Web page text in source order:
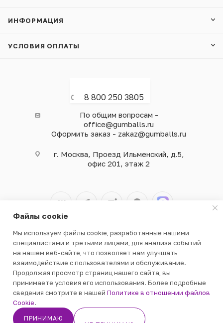
ПОДПИСАТЬСЯ
ИНФОРМАЦИЯ
УСЛОВИЯ ОПЛАТЫ
8 800 250 3805
По общим вопросам -
office@gumballs.ru
Оформить заказ - zakaz@gumballs.ru
г. Москва, Проезд Ильменский, д.5,
офис 201, этаж 2
2026 © ООО «ВЕНДГАМ» © 2000-2025
Файлы cookie
Мы используем файлы cookie, разработанные нашими
специалистами и третьими лицами, для анализа событий
на нашем веб-сайте, что позволяет нам улучшать
взаимодействие с пользователями и обслуживание.
Продолжая просмотр страниц нашего сайта, вы
принимаете условия его использования. Более подробные
сведения смотрите в нашей Политике в отношении файлов
Cookie.
ПРИНИМАЮ